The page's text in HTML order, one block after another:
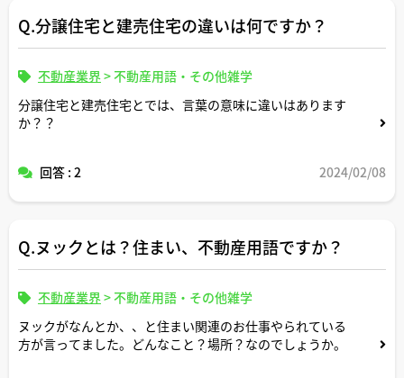
Q.分譲住宅と建売住宅の違いは何ですか？
不動産業界>不動産用語・その他雑学
分譲住宅と建売住宅とでは、言葉の意味に違いはあります
か？？
回答 : 2 2024/02/08
Q.ヌックとは？住まい、不動産用語ですか？
不動産業界>不動産用語・その他雑学
ヌックがなんとか、、と住まい関連のお仕事やられている
方が言ってました。どんなこと？場所？なのでしょうか。